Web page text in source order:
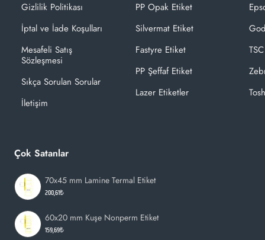
Gizlilik Politikası
İptal ve İade Koşulları
Mesafeli Satış
Sözleşmesi
Sıkça Sorulan Sorular
İletişim
PP Opak Etiket
Silvermat Etiket
Fastyre Etiket
PP Şeffaf Etiket
Lazer Etiketler
Çok Satanlar
70x45 mm Lamine Termal Etiket
200,61₺
60x20 mm Kuşe Nonperm Etiket
159,69₺